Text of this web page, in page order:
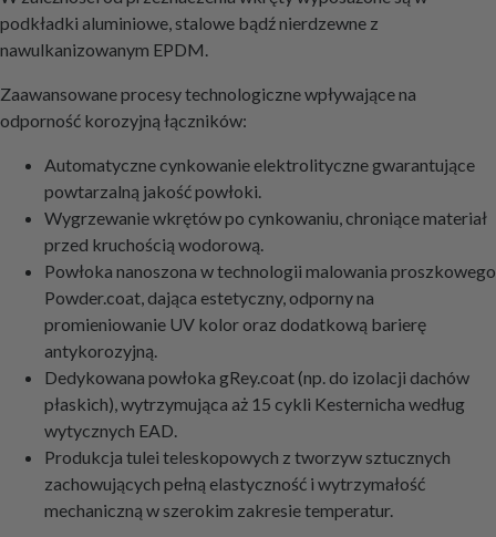
podkładki aluminiowe, stalowe bądź nierdzewne z
nawulkanizowanym EPDM.
Zaawansowane procesy technologiczne wpływające na
odporność korozyjną łączników:
Automatyczne cynkowanie elektrolityczne gwarantujące
powtarzalną jakość powłoki.
Wygrzewanie wkrętów po cynkowaniu, chroniące materiał
przed kruchością wodorową.
Powłoka nanoszona w technologii malowania proszkowego
Powder.coat, dająca estetyczny, odporny na
promieniowanie UV kolor oraz dodatkową barierę
antykorozyjną.
Dedykowana powłoka gRey.coat (np. do izolacji dachów
płaskich), wytrzymująca aż 15 cykli Kesternicha według
wytycznych EAD.
Produkcja tulei teleskopowych z tworzyw sztucznych
zachowujących pełną elastyczność i wytrzymałość
mechaniczną w szerokim zakresie temperatur.